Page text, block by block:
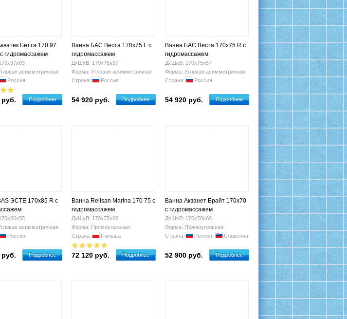
Бетта 170 97
гидромассажем
асимметричная
Россия
руб. Подробнее
Ванна БАС Веста 170x75 L с
гидромассажем
ДхШхВ: 170х75х57
Форма: Угловая асимметричная
Страна:
Россия
54 920 руб. Подробнее
Ванна БАС Веста 170x75 R с
гидромассажем
ДхШхВ: 170х75х57
Форма: Угловая асимметричная
Страна:
Россия
54 920 руб. Подробнее
ЭСТЕ 170х85 R с
асимметричная
Россия
руб. Подробнее
Ванна Relisan Marina 170 75 с
гидромассажем
ДхШхВ: 170х75х60
Форма: Прямоугольная
Страна:
Польша
72 120 руб. Подробнее
Ванна Акванет Брайт 170х70
с гидромассажем
ДхШхВ: 170х70х60
Форма: Прямоугольная
Страна:
Россия- Словения
52 900 руб. Подробнее